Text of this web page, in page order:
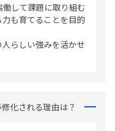
して課題に取り組む
も育てることを目的
らしい強みを活かせ
化される理由は？